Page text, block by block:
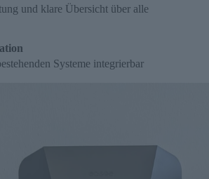
und klare Übersicht über alle
Systeme integrierbar